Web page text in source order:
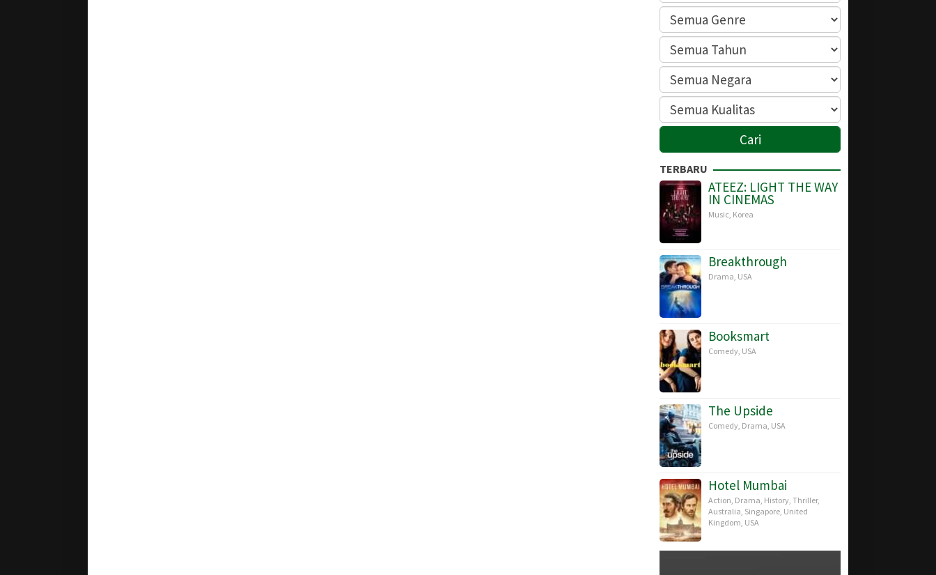
TERBARU
ATEEZ: LIGHT THE WAY
IN CINEMAS
Music, Korea
Breakthrough
Drama, USA
Booksmart
Comedy, USA
The Upside
Comedy, Drama, USA
Hotel Mumbai
Action, Drama, History, Thriller,
Australia, Singapore, United
Kingdom, USA